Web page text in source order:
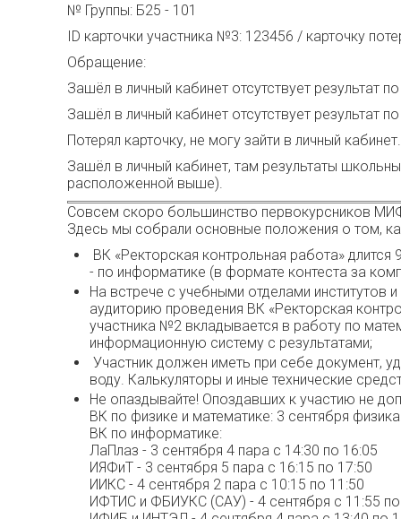
№ Группы: Б25 - 101
ID карточки участника №3: 123456 / карточку
Обращение:
Зашёл в личный кабинет отсутствует результат
Зашёл в личный кабинет отсутствует результат
Потерял карточку, не могу зайти в личный кабинет.
Зашёл в личный кабинет, там результаты
расположенной выше).
Совсем скоро большинство первокурсников
Здесь мы собрали основные положения о том,
ВК «Ректорская контрольная работа»
- по информатике (в формате контеста за
На встрече с учебными отделами институтов
аудиторию проведения ВК «Ректорская
участника №2 вкладывается в работу по
информационную систему с результатами;
Участник должен иметь при себе документ,
воду. Калькуляторы и иные технические
Не опаздывайте! Опоздавших к участию не
ВК по физике и математике: 3 сентября
ВК по информатике:
ЛаПлаз - 3 сентября 4 пара с 14:30 по 16:05
ИЯФиТ - 3 сентября 5 пара с 16:15 по 17:50
ИИКС - 4 сентября 2 пара с 10:15 по 11:50
ИФТИС и ФБИУКС (САУ) - 4 сентября с 11:55